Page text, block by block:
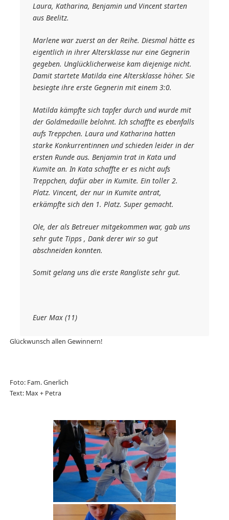
Laura, Katharina, Benjamin und Vincent starten
aus Beelitz.
Marlene war zuerst an der Reihe. Diesmal hätte es
eigentlich in ihrer Altersklasse nur eine Gegnerin
gegeben. Unglücklicherweise kam diejenige nicht.
Damit startete Matilda eine Altersklasse höher. Sie
besiegte ihre erste Gegnerin mit einem 3:0.
Matilda kämpfte sich tapfer durch und wurde mit
der Goldmedaille belohnt. Ich schaffte es ebenfalls
aufs Treppchen. Laura und Katharina hatten
starke Konkurrentinnen und schieden leider in der
ersten Runde aus. Benjamin trat in Kata und
Kumite an. In Kata schaffte er es nicht aufs
Treppchen, dafür aber in Kumite. Ein toller 2.
Platz. Vincent, der nur in Kumite antrat,
erkämpfte sich den 1. Platz. Super gemacht.
Ole, der als Betreuer mitgekommen war, gab uns
sehr gute Tipps , Dank derer wir so gut
abschneiden konnten.
Somit gelang uns die erste Rangliste sehr gut.
Euer Max (11)
Glückwunsch allen Gewinnern!
Foto: Fam. Gnerlich
Text: Max + Petra